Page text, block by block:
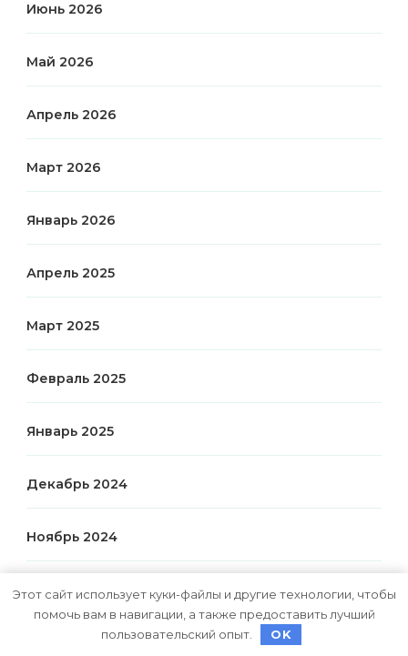
Июнь 2026
Май 2026
Апрель 2026
Март 2026
Январь 2026
Апрель 2025
Март 2025
Февраль 2025
Январь 2025
Декабрь 2024
Ноябрь 2024
Октябрь 2024
Сентябрь 2024
Этот сайт использует куки-файлы и другие технологии, чтобы
помочь вам в навигации, а также предоставить лучший
пользовательский опыт.
OK